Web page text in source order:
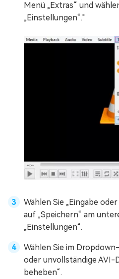
Menü „Extras“ und
„Einstellungen“."
Wählen Sie „Eingabe
auf „Speichern“ am
„Einstellungen“.
Wählen Sie im
oder unvollständige AVI-
beheben“.